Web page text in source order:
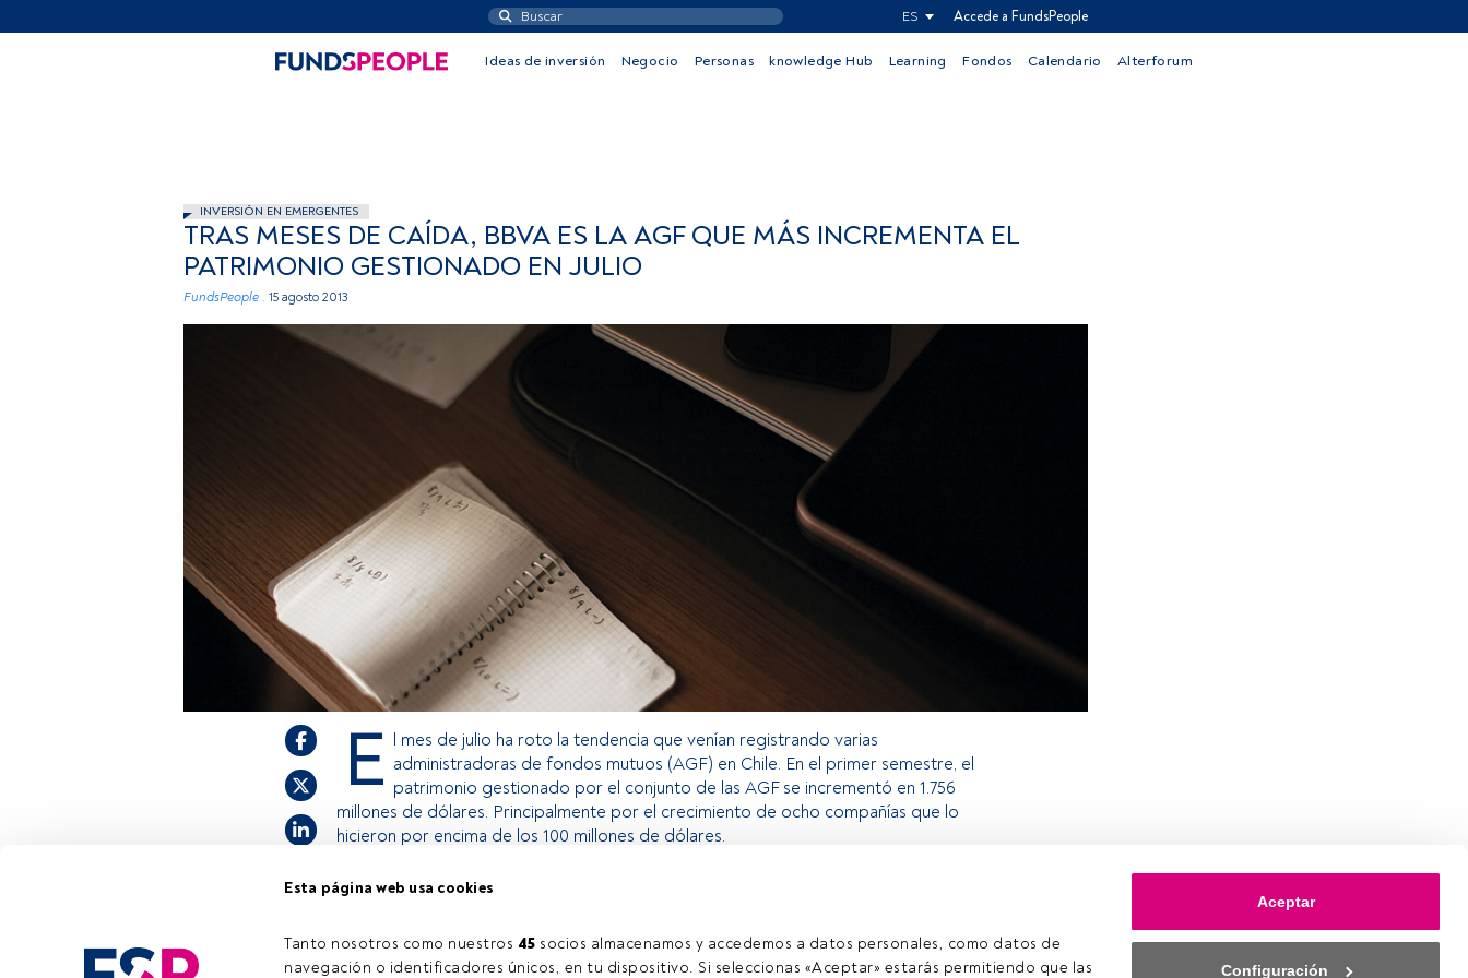
Esta página web usa cookies
Tanto nosotros como nuestros 45 socios almacenamos y accedemos a datos personales, como datos de
navegación o identificadores únicos, en tu dispositivo. Si seleccionas «Aceptar» estarás permitiendo que las
Aceptar
Configuración
ES Accede a FundsPeople
Ideas de inversión Negocio Personas knowledge Hub Learning Fondos Calendario Alterforum
INVERSIÓN EN EMERGENTES
TRAS MESES DE CAÍDA, BBVA ES LA AGF QUE MÁS INCREMENTA EL
PATRIMONIO GESTIONADO EN JULIO
FundsPeople . 15 agosto 2013
E l mes de julio ha roto la tendencia que venían registrando varias
administradoras de fondos mutuos (AGF) en Chile. En el primer semestre, el
patrimonio gestionado por el conjunto de las AGF se incrementó en 1.756
millones de dólares. Principalmente por el crecimiento de ocho compañías que lo
hicieron por encima de los 100 millones de dólares.
estás registrado, accede desde el botón Login. Si aún no tienes cuenta, te
invitamos a registrarte y disfrutar de todo el universo que ofrece FundsPeople.